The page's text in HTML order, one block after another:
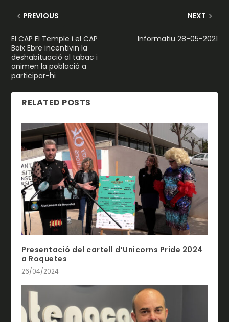
PREVIOUS
El CAP El Temple i el CAP
Baix Ebre incentivin la
deshabituació al tabac i
animen la població a
participar-hi
NEXT
Informatiu 28-05-2021
RELATED POSTS
Presentació del cartell d’Unicorns Pride 2024
a Roquetes
26/04/2024